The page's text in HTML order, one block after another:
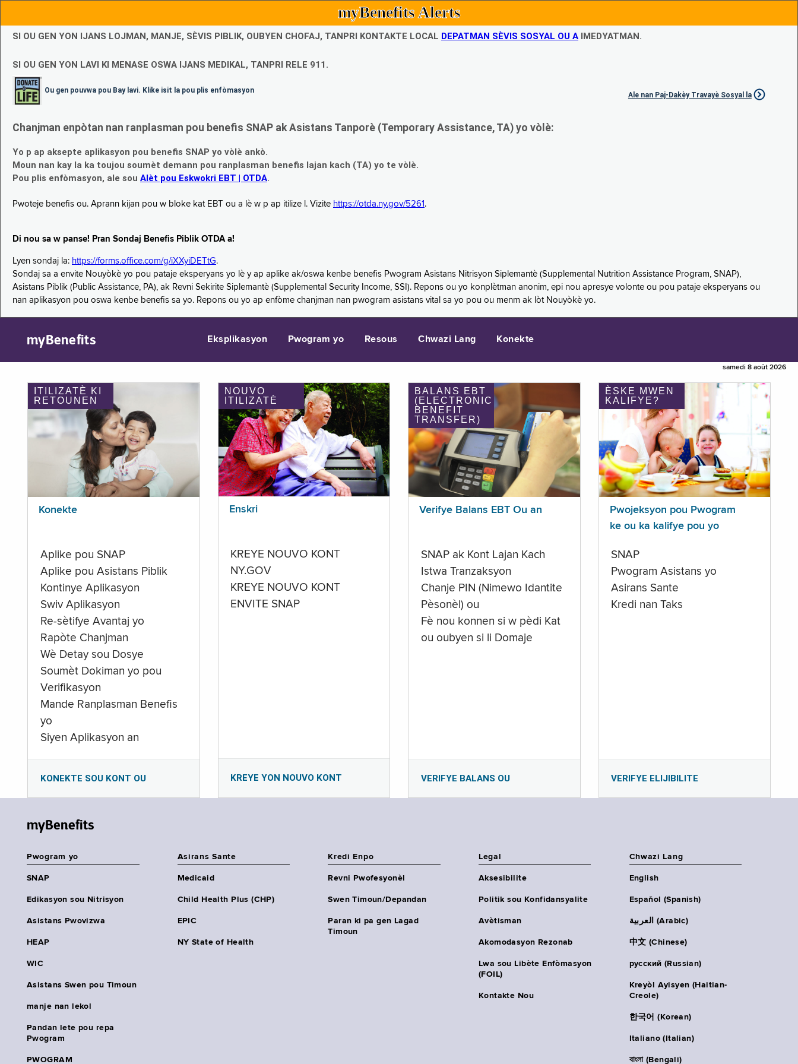
myBenefits Alerts
SI OU GEN YON IJANS LOJMAN, MANJE, SÈVIS PIBLIK, OUBYEN CHOFAJ, TANPRI KONTAKTE LOCAL DEPATMAN SÈVIS SOSYAL OU A IMEDYATMAN.
SI OU GEN YON LAVI KI MENASE OSWA IJANS MEDIKAL, TANPRI RELE 911.
Ou gen pouvwa pou Bay lavi. Klike isit la pou plis enfòmasyon
Ale nan Paj-Dakèy Travayè Sosyal la
Chanjman enpòtan nan ranplasman pou benefis SNAP ak Asistans Tanporè (Temporary Assistance, TA) yo vòlè:
Yo p ap aksepte aplikasyon pou benefis SNAP yo vòlè ankò.
Moun nan kay la ka toujou soumèt demann pou ranplasman benefis lajan kach (TA) yo te vòlè.
Pou plis enfòmasyon, ale sou Alèt pou Eskwokri EBT | OTDA.
Pwoteje benefis ou. Aprann kijan pou w bloke kat EBT ou a lè w p ap itilize l. Vizite https://otda.ny.gov/5261 .
Di nou sa w panse! Pran Sondaj Benefis Piblik OTDA a!
Lyen sondaj la: https://forms.office.com/g/iXXyiDETtG.
Sondaj sa a envite Nouyòkè yo pou pataje eksperyans yo lè y ap aplike ak/oswa kenbe benefis Pwogram Asistans Nitrisyon Siplemantè (Supplemental Nutrition Assistance Program, SNAP),
Asistans Piblik (Public Assistance, PA), ak Revni Sekirite Siplemantè (Supplemental Security Income, SSI). Repons ou yo konplètman anonim, epi nou apresye volonte ou pou pataje eksperyans ou
nan aplikasyon pou oswa kenbe benefis sa yo. Repons ou yo ap enfòme chanjman nan pwogram asistans vital sa yo pou ou menm ak lòt Nouyòkè yo.
myBenefits Eksplikasyon Pwogram yo Resous Chwazi Lang Konekte
samedi 8 août 2026
ITILIZATÈ KI
RETOUNEN
Konekte
Aplike pou SNAP
Aplike pou Asistans Piblik
Kontinye Aplikasyon
Swiv Aplikasyon
Re-sètifye Avantaj yo
Rapòte Chanjman
Wè Detay sou Dosye
Soumèt Dokiman yo pou
Verifikasyon
Mande Ranplasman Benefis
yo
Siyen Aplikasyon an
KONEKTE SOU KONT OU
NOUVO
ITILIZATÈ
Enskri
KREYE NOUVO KONT
NY.GOV
KREYE NOUVO KONT
ENVITE SNAP
KREYE YON NOUVO KONT
BALANS EBT
(ELECTRONIC
BENEFIT
TRANSFER)
Verifye Balans EBT Ou an
SNAP ak Kont Lajan Kach
Istwa Tranzaksyon
Chanje PIN (Nimewo Idantite
Pèsonèl) ou
Fè nou konnen si w pèdi Kat
ou oubyen si li Domaje
VERIFYE BALANS OU
ÈSKE MWEN
KALIFYE?
Pwojeksyon pou Pwogram
ke ou ka kalifye pou yo
SNAP
Pwogram Asistans yo
Asirans Sante
Kredi nan Taks
VERIFYE ELIJIBILITE
myBenefits
Pwogram yo
SNAP
Edikasyon sou Nitrisyon
Asistans Pwovizwa
HEAP
WIC
Asistans Swen pou Timoun
manje nan lekol
Pandan lete pou repa
Pwogram
PWOGRAM
Asirans Sante
Medicaid
Child Health Plus (CHP)
EPIC
NY State of Health
Kredi Enpo
Revni Pwofesyonèl
Swen Timoun/Depandan
Paran ki pa gen Lagad
Timoun
Legal
Aksesibilite
Politik sou Konfidansyalite
Avètisman
Akomodasyon Rezonab
Lwa sou Libète Enfòmasyon
(FOIL)
Kontakte Nou
Chwazi Lang
English
Español (Spanish)
العربية (Arabic)
中文 (Chinese)
русский (Russian)
Kreyòl Ayisyen (Haitian-
Creole)
한국어 (Korean)
Italiano (Italian)
বাংলা (Bengali)